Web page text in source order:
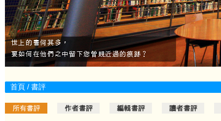
首頁 / 書評